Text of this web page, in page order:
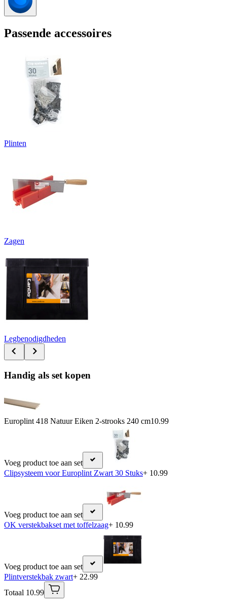
Passende accessoires
Plinten
Zagen
Legbenodigdheden
Handig als set kopen
Europlint 418 Natuur Eiken 2-strooks 240 cm10.99
Voeg product toe aan set
Clipsysteem voor Europlint Zwart 30 Stuks+ 10.99
Voeg product toe aan set
OK verstekbakset met toffelzaag+ 10.99
Voeg product toe aan set
Plintverstekbak zwart+ 22.99
Totaal 10.99